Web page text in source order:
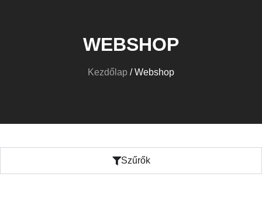
WEBSHOP
Kezdőlap / Webshop
Szűrők